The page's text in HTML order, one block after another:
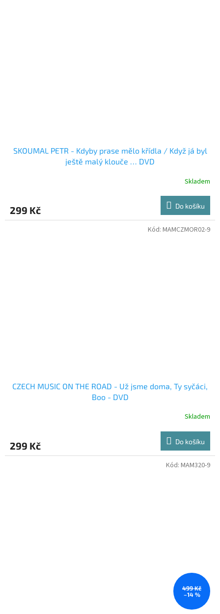
SKOUMAL PETR - Kdyby prase mělo křídla / Když já byl
ještě malý klouče … DVD
Skladem
299 Kč Do košíku
CZECH MUSIC ON THE ROAD - Už jsme doma, Ty syčáci,
Boo - DVD
Skladem
299 Kč Do košíku
Kód: MAMCZMOR02-9
499 Kč
–14 %
Kód: MAM320-9